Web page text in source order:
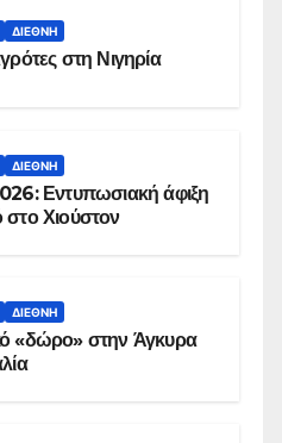
ΔΙΕΘΝΉ
στη Νιγηρία
ΔΙΕΘΝΉ
Εντυπωσιακή άφιξη
Χιούστον
ΔΙΕΘΝΉ
«δώρο» στην Άγκυρα